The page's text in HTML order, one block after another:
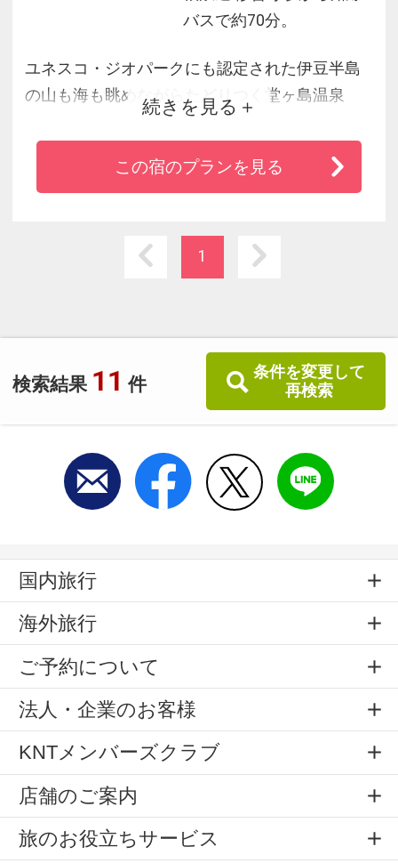
検索結果 11 件
条件を変更して
再検索
バスで約70分。
ユネスコ・ジオパークにも認定された伊豆半島
の山も海も眺めながらたどりつく堂ヶ島温泉
その入口に西伊豆クリスタルビューホテルがあ
素晴らしい風景と良質な温泉で寛ぐリゾート
を、心行くまでご堪能ください。
続きを見る
この宿のプランを見る
1
国内旅行
海外旅行
ご予約について
法人・企業のお客様
KNTメンバーズクラブ
店舗のご案内
旅のお役立ちサービス